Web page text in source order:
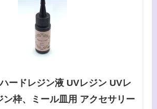
ードレジン液 UVレジン UVレ
ン枠、ミール皿用 アクセサリー